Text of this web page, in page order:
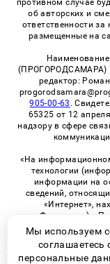
противном случае
об авторских и
ответственности
размещенные на
Наименование:
(ПРОГОРОДСАМАРА)
редактор:
905-00-63 .
65325 от 12
надзору в сфере
«На
технологии
информации на
сведений,
«Интернет»,
Федерации)».
технологий в
Мы используем
персональные